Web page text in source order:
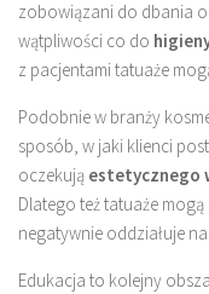
zobowiązani do dbania
wątpliwości co do
z pacjentami tatuaże
Podobnie w branży
sposób, w jaki klienci
oczekują estetycznego
Dlatego też tatuaże
negatywnie oddziałuje
Edukacja to kolejny